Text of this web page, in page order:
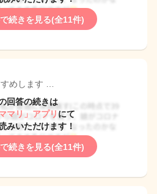
続きを見る(全11件)
めします …
回答の続きは
マリ」アプリ にて
みいただけます！
続きを見る(全11件)